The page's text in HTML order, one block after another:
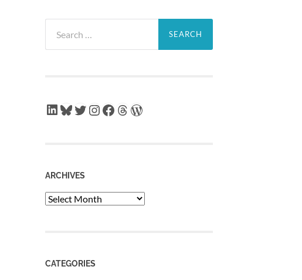
for:
LinkedIn
Bluesky
Twitter
Instagram
Facebook
Threads
WordPress
ARCHIVES
Archives
CATEGORIES